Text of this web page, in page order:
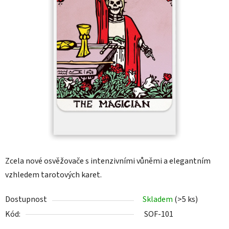
Zcela nové osvěžovače s intenzivními vůněmi a elegantním
vzhledem tarotových karet.
Dostupnost Skladem (>5 ks)
Kód:
SOF-101